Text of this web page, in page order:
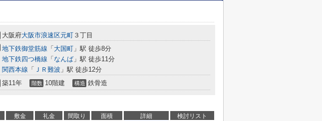
大阪府大阪市浪速区元町 ３丁目
地下鉄御堂筋線 「 大国町 」駅 徒歩8分
地下鉄四つ橋線 「 なんば 」駅 徒歩11分
関西本線 「 ＪＲ難波 」駅 徒歩12分
築11年 階数 10階建 構造 鉄骨造
敷金 礼金 間取り 面積 詳細
検討リスト